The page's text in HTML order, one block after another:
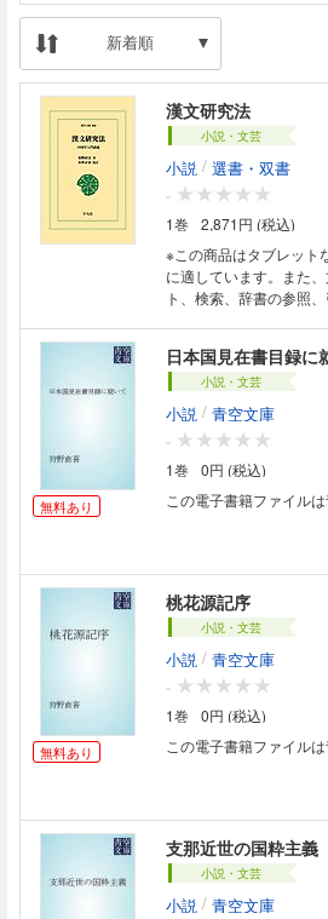
新着順
漢文研究法
小説・文芸
小説 / 選書・双書
-
1巻
2,871円 (税込)
※この商品はタブレット
に適しています。また
ト、検索、辞書の参照、引用
無料あり
日本国見在書目録に
小説・文芸
小説 / 青空文庫
-
1巻
0円 (税込)
この電子書籍ファイル
無料あり
桃花源記序
小説・文芸
小説 / 青空文庫
-
1巻
0円 (税込)
この電子書籍ファイル
支那近世の国粋主義
小説・文芸
小説 / 青空文庫